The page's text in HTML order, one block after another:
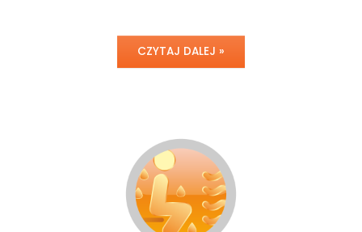
CZYTAJ DALEJ »